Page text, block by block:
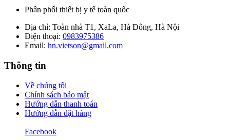
Phân phối thiết bị y tế toàn quốc
Địa chỉ: Toàn nhà T1, XaLa, Hà Đông, Hà Nội
Điện thoại: 0983975386
Email: hn.vietson@gmail.com
Thông tin
Về chúng tôi
Chính sách bảo mật
Hướng dẫn thanh toán
Hướng dẫn đặt hàng
Facebook